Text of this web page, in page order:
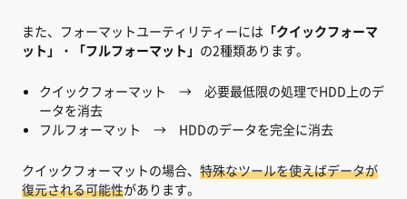
また、フォーマットユーティリティーには 「クイックフォーマ
ット」
・ 「フルフォーマット」 の2種類あります。
クイックフォーマット → 必要最低限の処理でHDD上のデ
ータを消去
フルフォーマット → HDDのデータを完全に消去
クイックフォーマットの場合、 特殊なツールを使えばデータが
復元される可能性があります。